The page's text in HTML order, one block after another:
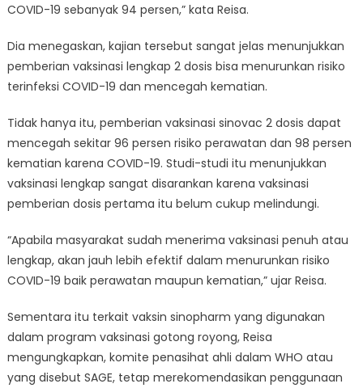
COVID-19 sebanyak 94 persen,” kata Reisa.
Dia menegaskan, kajian tersebut sangat jelas menunjukkan
pemberian vaksinasi lengkap 2 dosis bisa menurunkan risiko
terinfeksi COVID-19 dan mencegah kematian.
Tidak hanya itu, pemberian vaksinasi sinovac 2 dosis dapat
mencegah sekitar 96 persen risiko perawatan dan 98 persen
kematian karena COVID-19. Studi-studi itu menunjukkan
vaksinasi lengkap sangat disarankan karena vaksinasi
pemberian dosis pertama itu belum cukup melindungi.
“Apabila masyarakat sudah menerima vaksinasi penuh atau
lengkap, akan jauh lebih efektif dalam menurunkan risiko
COVID-19 baik perawatan maupun kematian,” ujar Reisa.
Sementara itu terkait vaksin sinopharm yang digunakan
dalam program vaksinasi gotong royong, Reisa
mengungkapkan, komite penasihat ahli dalam WHO atau
yang disebut SAGE, tetap merekomendasikan penggunaan